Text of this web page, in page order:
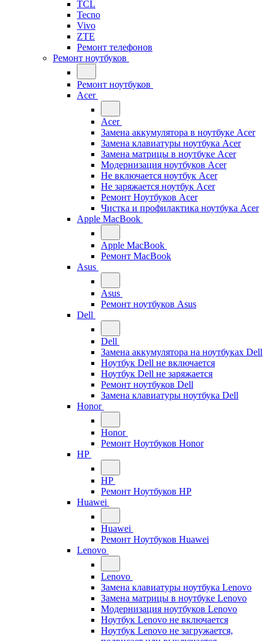
TCL
Tecno
Vivo
ZTE
Ремонт телефонов
Ремонт ноутбуков
Ремонт ноутбуков
Acer
Acer
Замена аккумулятора в ноутбуке Acer
Замена клавиатуры ноутбука Acer
Замена матрицы в ноутбуке Acer
Модернизация ноутбуков Acer
Не включается ноутбук Acer
Не заряжается ноутбук Acer
Ремонт Ноутбуков Acer
Чистка и профилактика ноутбука Acer
Apple MacBook
Apple MacBook
Ремонт MacBook
Asus
Asus
Ремонт ноутбуков Asus
Dell
Dell
Замена аккумулятора на ноутбуках Dell
Ноутбук Dell не включается
Ноутбук Dell не заряжается
Ремонт ноутбуков Dell
Замена клавиатуры ноутбука Dell
Honor
Honor
Ремонт Ноутбуков Honor
HP
HP
Ремонт Ноутбуков HP
Huawei
Huawei
Ремонт Ноутбуков Huawei
Lenovo
Lenovo
Замена клавиатуры ноутбука Lenovo
Замена матрицы в ноутбуке Lenovo
Модернизация ноутбуков Lenovo
Ноутбук Lenovo не включается
Ноутбук Lenovo не загружается,